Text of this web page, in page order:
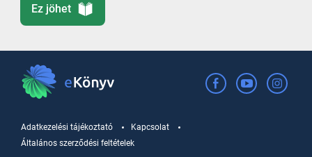
Ez jöhet
Adatkezelési tájékoztató
Kapcsolat
Általános szerződési feltételek